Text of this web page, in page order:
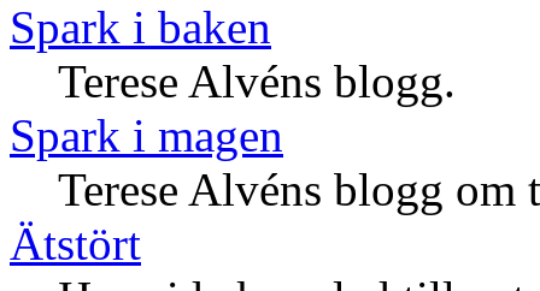
Spark i baken
Terese Alvéns blogg.
Spark i magen
Terese Alvéns blogg
Ätstört